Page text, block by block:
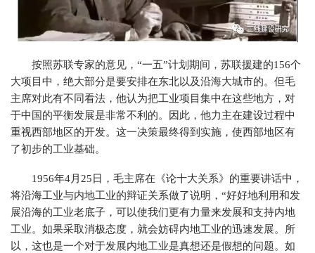
按照苏联专家的意见，“一五”计划期间，苏联援建的156个
大项目中，绝大部分是要安排在东北以及沿海大城市的。但毛
主席对此有不同看法，他认为把工业项目集中在这些地方，对
于中国的平衡发展是非常不利的。因此，他力主在建设过程中
重视西部地区的开发。这一决策最终得到实施，使西部地区有
了初步的工业基础。
1956年4月25日，毛主席在《论十大关系》的重要讲话中，
将沿海工业与内地工业的辩证关系做了说明，“好好地利用和发
展沿海的工业老底子，可以使我们更有力量来发展和支持内地
工业。如果采取消极态度，就会妨碍内地工业的迅速发展。所
以，这也是一个对于发展内地工业是真想还是假想的问题。如